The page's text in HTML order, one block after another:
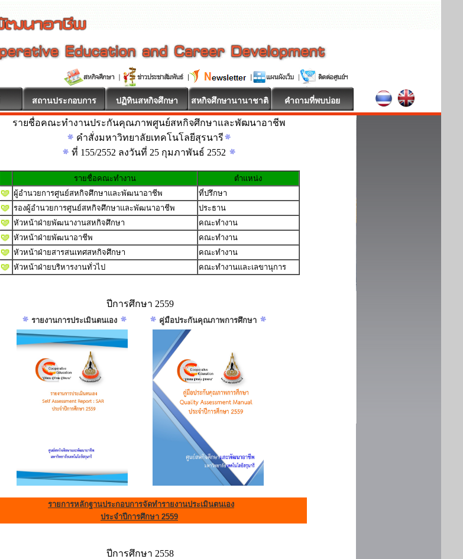
สถานประกอบการ ปฏิทินสหกิจศึกษา สหกิจศึกษานานาชาติ คำถามที่พบบ่อย
รายชื่อคณะทำงานประกันคุณภาพศูนย์สหกิจศึกษาและพัฒนาอาชีพ
คำสั่งมหาวิทยาลัยเทคโนโลยีสุรนารี
ที่ 155/2552 ลงวันที่ 25 กุมภาพันธ์ 2552
รายชื่อคณะทำงาน
ตำแหน่ง
ผู้อำนวยการศูนย์สหกิจศึกษาและพัฒนาอาชีพ
ที่ปรึกษา
รองผู้อำนวยการศูนย์สหกิจศึกษาและพัฒนาอาชีพ
ประธาน
หัวหน้าฝ่ายพัฒนางานสหกิจศึกษา
คณะทำงาน
หัวหน้าฝ่ายพัฒนาอาชีพ
คณะทำงาน
หัวหน้าฝ่ายสารสนเทศสหกิจศึกษา
คณะทำงาน
หัวหน้าฝ่ายบริหารงานทั่วไป
คณะทำงานและเลขานุการ
ปีการศึกษา 2559
รายงานการประเมินตนเอง คู่มือประกันคุณภาพการศึกษา
รายการหลักฐานประกอบการจัดทำรายงานประเมินตนเอง
ประจำปีการศึกษา 2559
ปีการศึกษา 2558